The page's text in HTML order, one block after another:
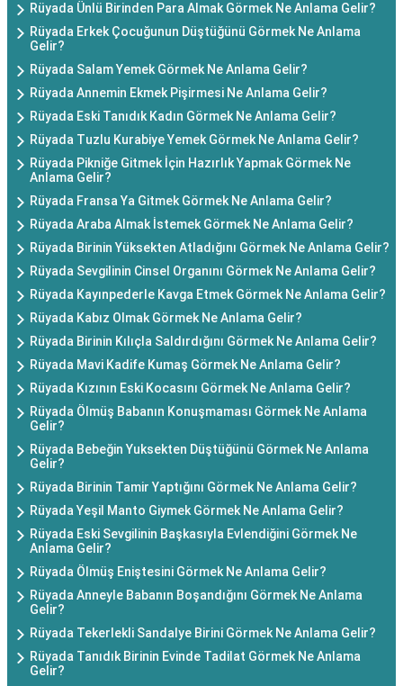
Rüyada Ünlü Birinden Para Almak Görmek Ne Anlama Gelir?
Rüyada Erkek Çocuğunun Düştüğünü Görmek Ne Anlama
Gelir?
Rüyada Salam Yemek Görmek Ne Anlama Gelir?
Rüyada Annemin Ekmek Pişirmesi Ne Anlama Gelir?
Rüyada Eski Tanıdık Kadın Görmek Ne Anlama Gelir?
Rüyada Tuzlu Kurabiye Yemek Görmek Ne Anlama Gelir?
Rüyada Pikniğe Gitmek İçin Hazırlık Yapmak Görmek Ne
Anlama Gelir?
Rüyada Fransa Ya Gitmek Görmek Ne Anlama Gelir?
Rüyada Araba Almak İstemek Görmek Ne Anlama Gelir?
Rüyada Birinin Yüksekten Atladığını Görmek Ne Anlama Gelir?
Rüyada Sevgilinin Cinsel Organını Görmek Ne Anlama Gelir?
Rüyada Kayınpederle Kavga Etmek Görmek Ne Anlama Gelir?
Rüyada Kabız Olmak Görmek Ne Anlama Gelir?
Rüyada Birinin Kılıçla Saldırdığını Görmek Ne Anlama Gelir?
Rüyada Mavi Kadife Kumaş Görmek Ne Anlama Gelir?
Rüyada Kızının Eski Kocasını Görmek Ne Anlama Gelir?
Rüyada Ölmüş Babanın Konuşmaması Görmek Ne Anlama
Gelir?
Rüyada Bebeğin Yuksekten Düştüğünü Görmek Ne Anlama
Gelir?
Rüyada Birinin Tamir Yaptığını Görmek Ne Anlama Gelir?
Rüyada Yeşil Manto Giymek Görmek Ne Anlama Gelir?
Rüyada Eski Sevgilinin Başkasıyla Evlendiğini Görmek Ne
Anlama Gelir?
Rüyada Ölmüş Eniştesini Görmek Ne Anlama Gelir?
Rüyada Anneyle Babanın Boşandığını Görmek Ne Anlama
Gelir?
Rüyada Tekerlekli Sandalye Birini Görmek Ne Anlama Gelir?
Rüyada Tanıdık Birinin Evinde Tadilat Görmek Ne Anlama
Gelir?